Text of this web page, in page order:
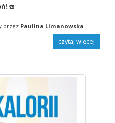
☎️
przez Paulina Limanowska
czytaj więcej